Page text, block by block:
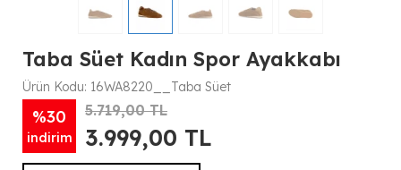
Taba Süet Kadın Spor Ayakkabı
Ürün Kodu: 16WA8220__Taba Süet
%30
indirim
5.719,00 TL
3.999,00 TL